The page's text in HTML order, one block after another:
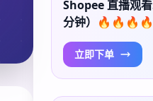
Shopee 直播观
分钟）
立即下单